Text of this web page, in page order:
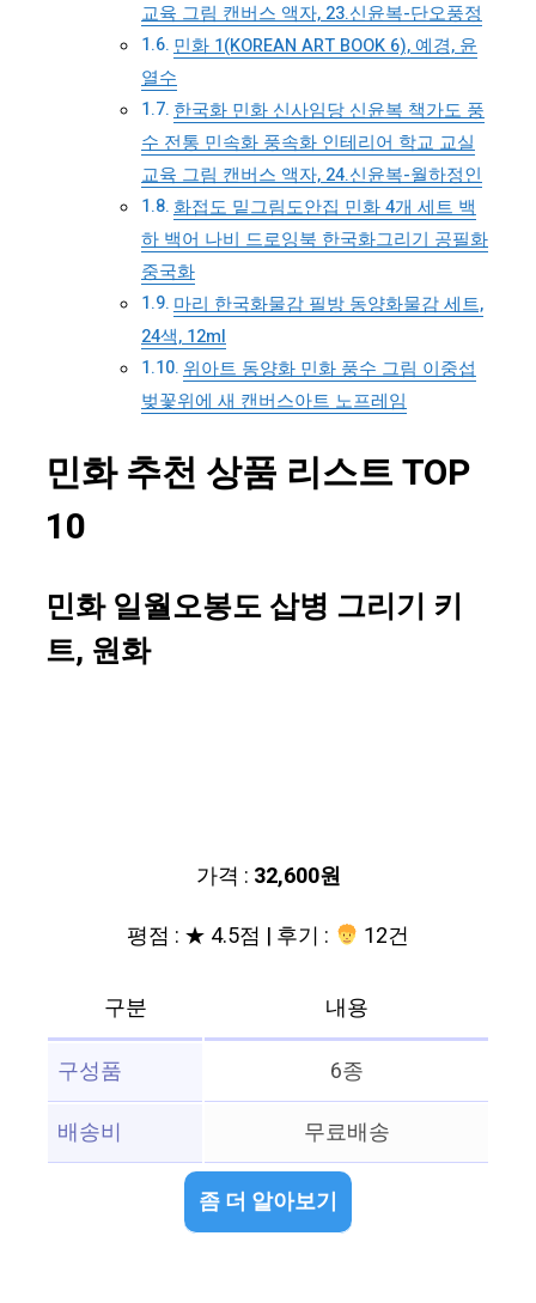
교육 그림 캔버스 액자, 23.신윤복-단오풍정
민화 1(KOREAN ART BOOK 6), 예경, 윤
열수
한국화 민화 신사임당 신윤복 책가도 풍
수 전통 민속화 풍속화 인테리어 학교 교실
교육 그림 캔버스 액자, 24.신윤복-월하정인
화접도 밑그림도안집 민화 4개 세트 백
하 백어 나비 드로잉북 한국화그리기 공필화
중국화
마리 한국화물감 필방 동양화물감 세트,
24색, 12ml
위아트 동양화 민화 풍수 그림 이중섭
벚꽃위에 새 캔버스아트 노프레임
민화 추천 상품 리스트 TOP
10
민화 일월오봉도 삽병 그리기 키
트, 원화
가격 : 32,600원
평점 : ★ 4.5점 | 후기 :
12건
구분
내용
구성품
6종
배송비
무료배송
좀 더 알아보기